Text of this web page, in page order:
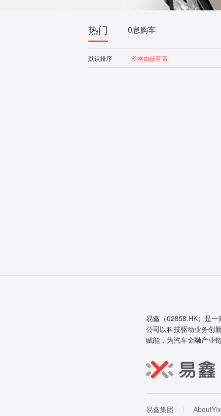
热门 0息购车
默认排序 价格由低至高
易鑫（02858.HK）是
公司以科技驱动业务创
赋能，为汽车金融产业
易鑫集团